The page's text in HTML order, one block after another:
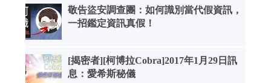
敬告盜安調查團：如何識別當代假資訊，
一招鑑定資訊真假！
[揭密者][柯博拉Cobra]2017年1月29日訊
息：愛希斯秘儀